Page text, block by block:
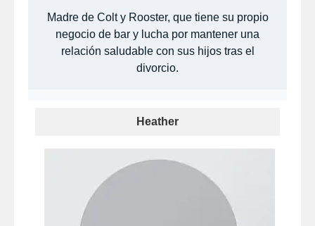
Madre de Colt y Rooster, que tiene su propio
negocio de bar y lucha por mantener una
relación saludable con sus hijos tras el
divorcio.
Heather